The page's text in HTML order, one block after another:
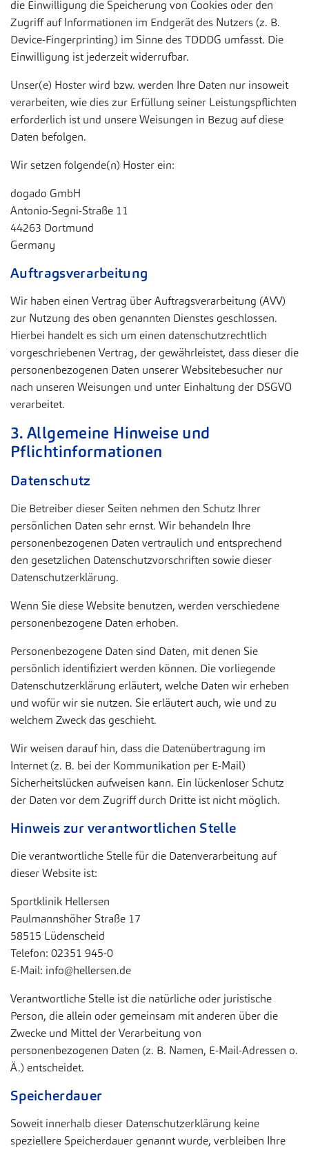
die Einwilligung die Speicherung von Cookies oder den
Zugriff auf Informationen im Endgerät des Nutzers (z. B.
Device-Fingerprinting) im Sinne des TDDDG umfasst. Die
Einwilligung ist jederzeit widerrufbar.
Unser(e) Hoster wird bzw. werden Ihre Daten nur insoweit
verarbeiten, wie dies zur Erfüllung seiner Leistungspflichten
erforderlich ist und unsere Weisungen in Bezug auf diese
Daten befolgen.
Wir setzen folgende(n) Hoster ein:
dogado GmbH
Antonio-Segni-Straße 11
44263 Dortmund
Germany
Auftragsverarbeitung
Wir haben einen Vertrag über Auftragsverarbeitung (AVV)
zur Nutzung des oben genannten Dienstes geschlossen.
Hierbei handelt es sich um einen datenschutzrechtlich
vorgeschriebenen Vertrag, der gewährleistet, dass dieser die
personenbezogenen Daten unserer Websitebesucher nur
nach unseren Weisungen und unter Einhaltung der DSGVO
verarbeitet.
3. Allgemeine Hinweise und
Pflichtinformationen
Datenschutz
Die Betreiber dieser Seiten nehmen den Schutz Ihrer
persönlichen Daten sehr ernst. Wir behandeln Ihre
personenbezogenen Daten vertraulich und entsprechend
den gesetzlichen Datenschutzvorschriften sowie dieser
Datenschutzerklärung.
Wenn Sie diese Website benutzen, werden verschiedene
personenbezogene Daten erhoben.
Personenbezogene Daten sind Daten, mit denen Sie
persönlich identifiziert werden können. Die vorliegende
Datenschutzerklärung erläutert, welche Daten wir erheben
und wofür wir sie nutzen. Sie erläutert auch, wie und zu
welchem Zweck das geschieht.
Wir weisen darauf hin, dass die Datenübertragung im
Internet (z. B. bei der Kommunikation per E-Mail)
Sicherheitslücken aufweisen kann. Ein lückenloser Schutz
der Daten vor dem Zugriff durch Dritte ist nicht möglich.
Hinweis zur verantwortlichen Stelle
Die verantwortliche Stelle für die Datenverarbeitung auf
dieser Website ist:
Sportklinik Hellersen
Paulmannshöher Straße 17
58515 Lüdenscheid
Telefon: 02351 945-0
E-Mail: info@hellersen.de
Verantwortliche Stelle ist die natürliche oder juristische
Person, die allein oder gemeinsam mit anderen über die
Zwecke und Mittel der Verarbeitung von
personenbezogenen Daten (z. B. Namen, E-Mail-Adressen o.
Ä.) entscheidet.
Speicherdauer
Soweit innerhalb dieser Datenschutzerklärung keine
speziellere Speicherdauer genannt wurde, verbleiben Ihre